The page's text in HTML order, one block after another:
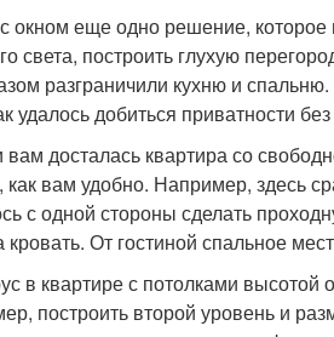
окном еще одно решение,
света, построить глухую
разграничили кухню и
удалось добиться приватности
досталась квартира со
как вам удобно. Например, здесь
с одной стороны сделать
От гостиной спальное
в квартире с потолками высотой
построить второй уровень и